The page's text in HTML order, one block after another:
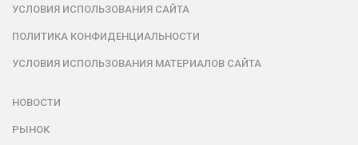
УСЛОВИЯ ИСПОЛЬЗОВАНИЯ САЙТА
ПОЛИТИКА КОНФИДЕНЦИАЛЬНОСТИ
УСЛОВИЯ ИСПОЛЬЗОВАНИЯ МАТЕРИАЛОВ САЙТА
НОВОСТИ
РЫНОК